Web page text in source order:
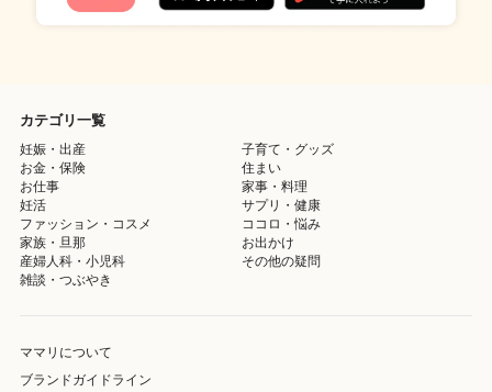
カテゴリ一覧
妊娠・出産
子育て・グッズ
お金・保険
住まい
お仕事
家事・料理
妊活
サプリ・健康
ファッション・コスメ
ココロ・悩み
家族・旦那
お出かけ
産婦人科・小児科
その他の疑問
雑談・つぶやき
ママリについて
ブランドガイドライン